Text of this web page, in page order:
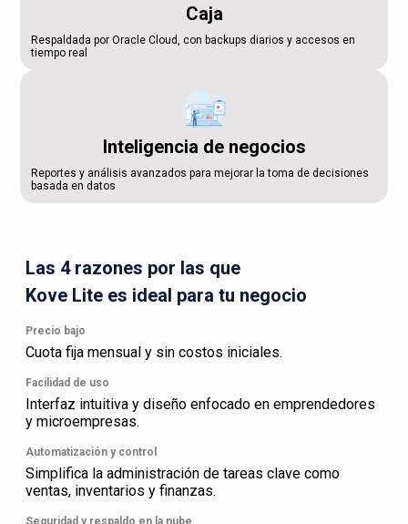
Caja
Respaldada por Oracle Cloud, con backups diarios y accesos en
tiempo real
Inteligencia de negocios
Reportes y análisis avanzados para mejorar la toma de decisiones
basada en datos
Las 4 razones por las que
Kove Lite es ideal para tu negocio
Precio bajo
Cuota fija mensual y sin costos iniciales.
Facilidad de uso
Interfaz intuitiva y diseño enfocado en emprendedores
y microempresas.
Automatización y control
Simplifica la administración de tareas clave como
ventas, inventarios y finanzas.
Seguridad y respaldo en la nube